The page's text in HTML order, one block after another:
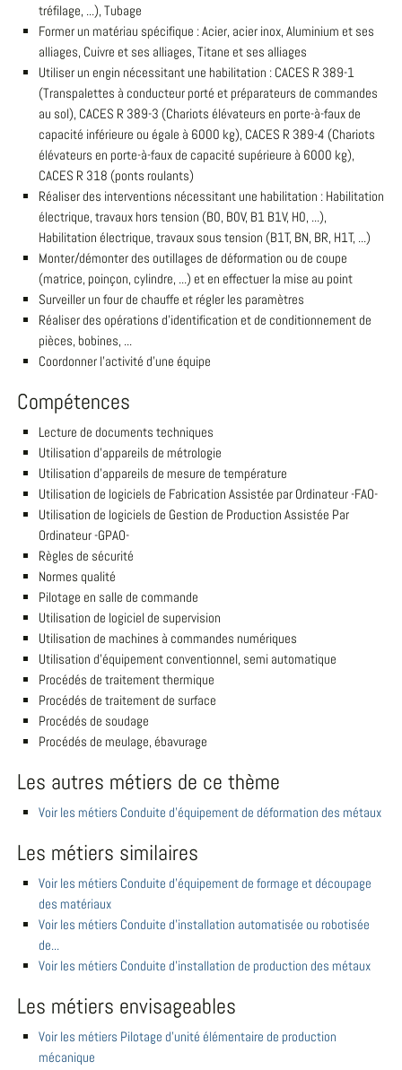
tréfilage, ...), Tubage
Former un matériau spécifique : Acier, acier inox, Aluminium et ses
alliages, Cuivre et ses alliages, Titane et ses alliages
Utiliser un engin nécessitant une habilitation : CACES R 389-1
(Transpalettes à conducteur porté et préparateurs de commandes
au sol), CACES R 389-3 (Chariots élévateurs en porte-à-faux de
capacité inférieure ou égale à 6000 kg), CACES R 389-4 (Chariots
élévateurs en porte-à-faux de capacité supérieure à 6000 kg),
CACES R 318 (ponts roulants)
Réaliser des interventions nécessitant une habilitation : Habilitation
électrique, travaux hors tension (B0, B0V, B1 B1V, H0, ...),
Habilitation électrique, travaux sous tension (B1T, BN, BR, H1T, ...)
Monter/démonter des outillages de déformation ou de coupe
(matrice, poinçon, cylindre, ...) et en effectuer la mise au point
Surveiller un four de chauffe et régler les paramètres
Réaliser des opérations d'identification et de conditionnement de
pièces, bobines, ...
Coordonner l'activité d'une équipe
Compétences
Lecture de documents techniques
Utilisation d'appareils de métrologie
Utilisation d'appareils de mesure de température
Utilisation de logiciels de Fabrication Assistée par Ordinateur -FAO-
Utilisation de logiciels de Gestion de Production Assistée Par
Ordinateur -GPAO-
Règles de sécurité
Normes qualité
Pilotage en salle de commande
Utilisation de logiciel de supervision
Utilisation de machines à commandes numériques
Utilisation d'équipement conventionnel, semi automatique
Procédés de traitement thermique
Procédés de traitement de surface
Procédés de soudage
Procédés de meulage, ébavurage
Les autres métiers de ce thème
Voir les métiers Conduite d'équipement de déformation des métaux
Les métiers similaires
Voir les métiers Conduite d'équipement de formage et découpage
des matériaux
Voir les métiers Conduite d'installation automatisée ou robotisée
de...
Voir les métiers Conduite d'installation de production des métaux
Les métiers envisageables
Voir les métiers Pilotage d'unité élémentaire de production
mécanique